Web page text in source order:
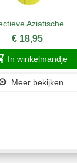
Aziatische...
€ 18,95
In winkelmandje
Meer bekijken